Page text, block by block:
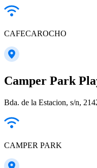
CAFECAROCHO
Camper Park
Bda. de la Estacion, s/n,
CAMPER PARK